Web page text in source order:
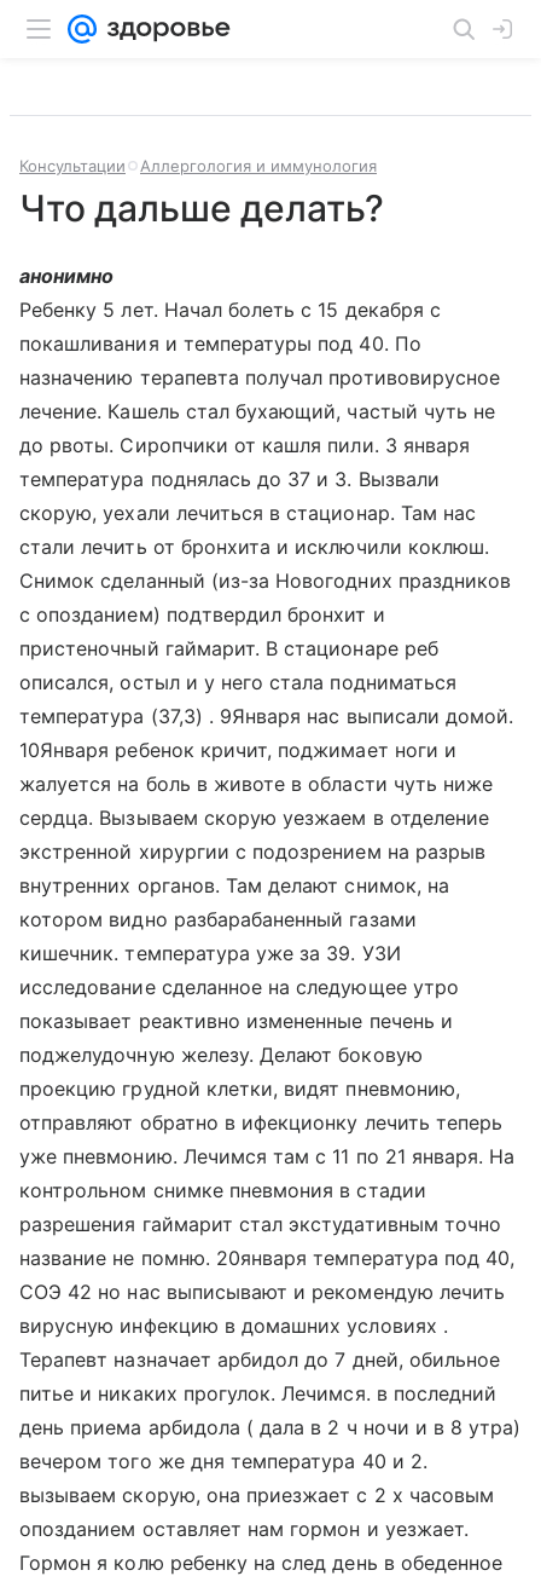
Консультации Аллергология и иммунология
Что дальше делать?
анонимно
Ребенку 5 лет. Начал болеть с 15 декабря с
покашливания и температуры под 40. По
назначению терапевта получал противовирусное
лечение. Кашель стал бухающий, частый чуть не
до рвоты. Сиропчики от кашля пили. 3 января
температура поднялась до 37 и 3. Вызвали
скорую, уехали лечиться в стационар. Там нас
стали лечить от бронхита и исключили коклюш.
Снимок сделанный (из-за Новогодних праздников
с опозданием) подтвердил бронхит и
пристеночный гаймарит. В стационаре реб
описался, остыл и у него стала подниматься
температура (37,3) . 9Января нас выписали домой.
10Января ребенок кричит, поджимает ноги и
жалуется на боль в животе в области чуть ниже
сердца. Вызываем скорую уезжаем в отделение
экстренной хирургии с подозрением на разрыв
внутренних органов. Там делают снимок, на
котором видно разбарабаненный газами
кишечник. температура уже за 39. УЗИ
исследование сделанное на следующее утро
показывает реактивно измененные печень и
поджелудочную железу. Делают боковую
проекцию грудной клетки, видят пневмонию,
отправляют обратно в ифекционку лечить теперь
уже пневмонию. Лечимся там с 11 по 21 января. На
контрольном снимке пневмония в стадии
разрешения гаймарит стал экстудативным точно
название не помню. 20января температура под 40,
СОЭ 42 но нас выписывают и рекомендую лечить
вирусную инфекцию в домашних условиях .
Терапевт назначает арбидол до 7 дней, обильное
питье и никаких прогулок. Лечимся. в последний
день приема арбидола ( дала в 2 ч ночи и в 8 утра)
вечером того же дня температура 40 и 2.
вызываем скорую, она приезжает с 2 х часовым
опозданием оставляет нам гормон и уезжает.
Гормон я колю ребенку на след день в обеденное